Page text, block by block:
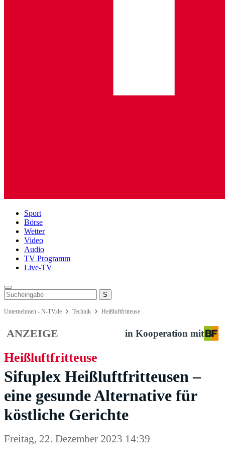
Sport
Börse
Wetter
Video
Audio
TV Programm
Live-TV
Unternehmen - N-TV.de Technik Heißluftfritteuse
ANZEIGE in Kooperation mit
Heißluftfritteuse
Sifuplex Heißluftfritteusen –
eine gesunde Alternative für
köstliche Gerichte
Freitag, 22. Dezember 2023 14:39